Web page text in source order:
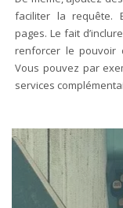
faciliter la requête.
pages. Le fait
renforcer le pouvoir
Vous pouvez par
services